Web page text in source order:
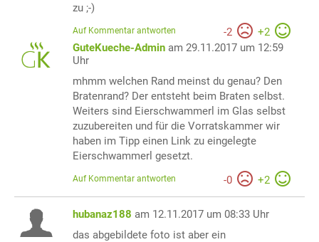
zu ;-)
-2 +2
Auf Kommentar antworten
GuteKueche-Admin am 29.11.2017 um 12:59
Uhr
mhmm welchen Rand meinst du genau? Den
Bratenrand? Der entsteht beim Braten selbst.
Weiters sind Eierschwammerl im Glas selbst
zuzubereiten und für die Vorratskammer wir
haben im Tipp einen Link zu eingelegte
Eierschwammerl gesetzt.
-0 +2
Auf Kommentar antworten
hubanaz188 am 12.11.2017 um 08:33 Uhr
das abgebildete foto ist aber ein